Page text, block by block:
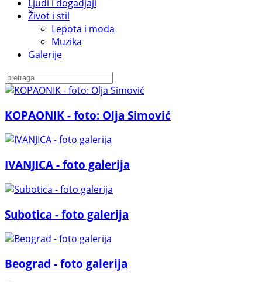
Ljudi i dogadjaji
Život i stil
Lepota i moda
Muzika
Galerije
KOPAONIK - foto: Olja Simović
IVANJICA - foto galerija
Subotica - foto galerija
Beograd - foto galerija